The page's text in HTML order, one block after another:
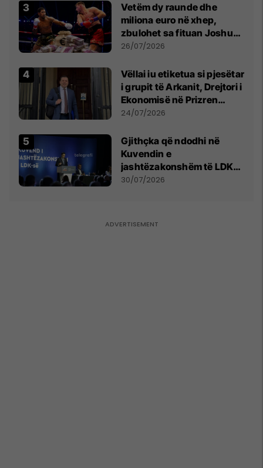
Vetëm dy raunde dhe
miliona euro në xhep,
zbulohet sa fituan Joshua
e Prenga
26/07/2026
Vëllai iu etiketua si pjesëtar
i grupit të Arkanit, Drejtori i
Ekonomisë në Prizren
mohon pretendimet
24/07/2026
Gjithçka që ndodhi në
Kuvendin e
jashtëzakonshëm të LDK-
së
30/07/2026